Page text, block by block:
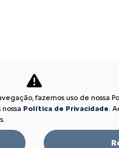
fazemos uso de nossa
Política de Privacidade.